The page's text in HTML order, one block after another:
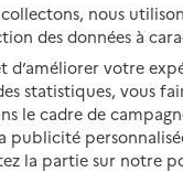
nous
des données à
d’améliorer votre
statistiques, vous
le cadre de
publicité
la partie sur notre